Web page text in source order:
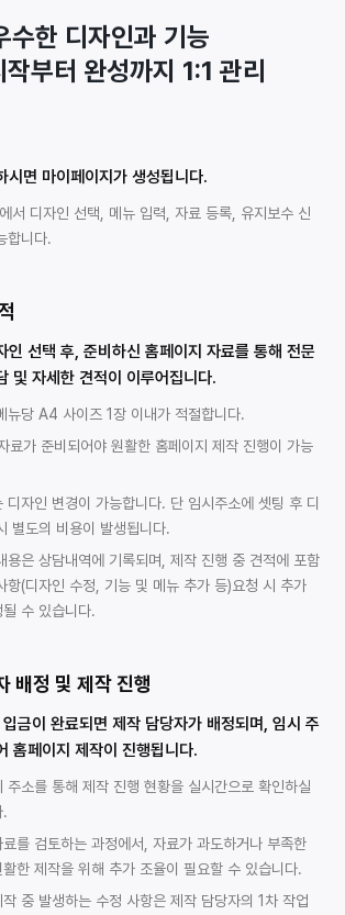
수한 디자인과 기능
부터 완성까지 1:1 관리
시면 마이페이지가 생성됩니다.
서 디자인 선택, 메뉴 입력, 자료 등록, 유지보수 신
합니다.
인 선택 후, 준비하신 홈페이지 자료를 통해 전문
및 자세한 견적이 이루어집니다.
뉴당 A4 사이즈 1장 이내가 적절합니다.
료가 준비되어야 원활한 홈페이지 제작 진행이 가능
디자인 변경이 가능합니다. 단 임시주소에 셋팅 후 디
별도의 비용이 발생됩니다.
용은 상담내역에 기록되며, 제작 진행 중 견적에 포함
항(디자인 수정, 기능 및 메뉴 추가 등)요청 시 추가
수 있습니다.
배정 및 제작 진행
금이 완료되면 제작 담당자가 배정되며, 임시 주
홈페이지 제작이 진행됩니다.
주소를 통해 제작 진행 현황을 실시간으로 확인하실
.
료를 검토하는 과정에서, 자료가 과도하거나 부족한
활한 제작을 위해 추가 조율이 필요할 수 있습니다.
작 중 발생하는 수정 사항은 제작 담당자의 1차 작업